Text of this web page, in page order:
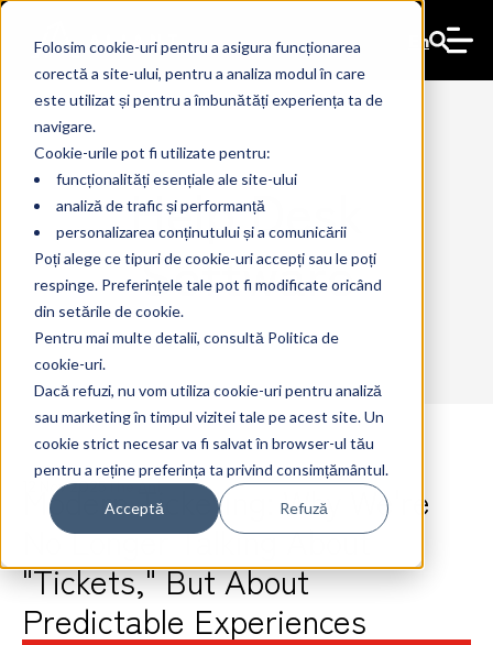
Folosim cookie-uri pentru a asigura funcționarea
corectă a site-ului, pentru a analiza modul în care
este utilizat și pentru a îmbunătăți experiența ta de
navigare.
Cookie-urile pot fi utilizate pentru:
funcționalități esențiale ale site-ului
analiză de trafic și performanță
personalizarea conținutului și a comunicării
Poți alege ce tipuri de cookie-uri accepți sau le poți
respinge. Preferințele tale pot fi modificate oricând
din setările de cookie.
Pentru mai multe detalii, consultă Politica de
cookie-uri.
Dacă refuzi, nu vom utiliza cookie-uri pentru analiză
sau marketing în timpul vizitei tale pe acest site. Un
cookie strict necesar va fi salvat în browser-ul tău
pentru a reține preferința ta privind consimțământul.
Acceptă Refuză
En
Help Desk
Software
Modern Ticketing: Why We're
No Longer Talking About
"Tickets," But About
Predictable Experiences
12 Nov 2025The Ant